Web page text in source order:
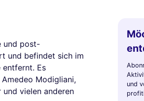
und post-
und befindet sich im
entfernt. Es
Modigliani,
und vielen anderen
und